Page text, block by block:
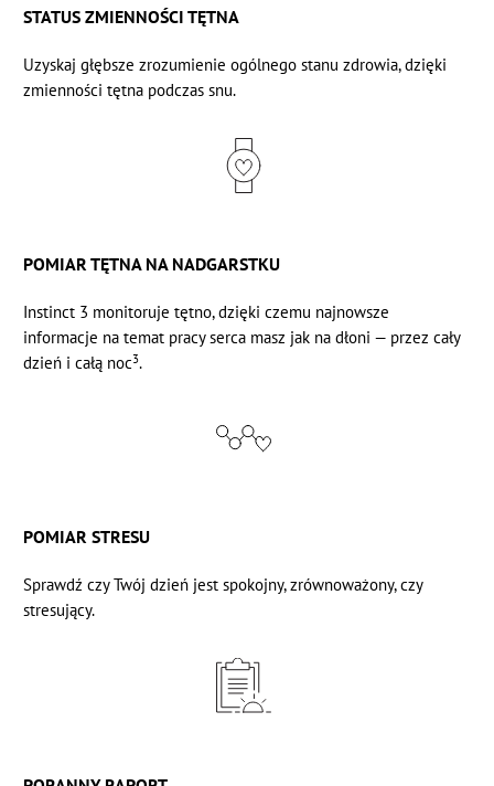
STATUS ZMIENNOŚCI TĘTNA
Uzyskaj głębsze zrozumienie ogólnego stanu zdrowia, dzięki
zmienności tętna podczas snu.
POMIAR TĘTNA NA NADGARSTKU
Instinct 3 monitoruje tętno, dzięki czemu najnowsze
informacje na temat pracy serca masz jak na dłoni — przez cały
dzień i całą noc3.
POMIAR STRESU
Sprawdź czy Twój dzień jest spokojny, zrównoważony, czy
stresujący.